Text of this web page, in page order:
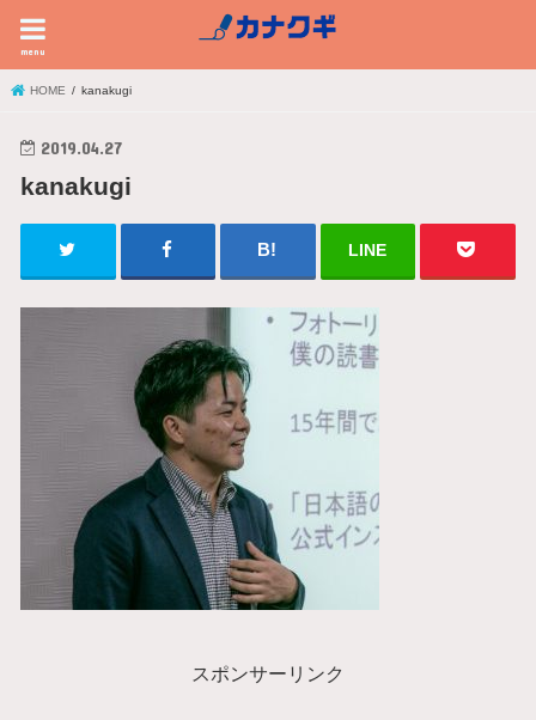
menu
HOME kanakugi
2019.04.27
kanakugi
LINE
スポンサーリンク